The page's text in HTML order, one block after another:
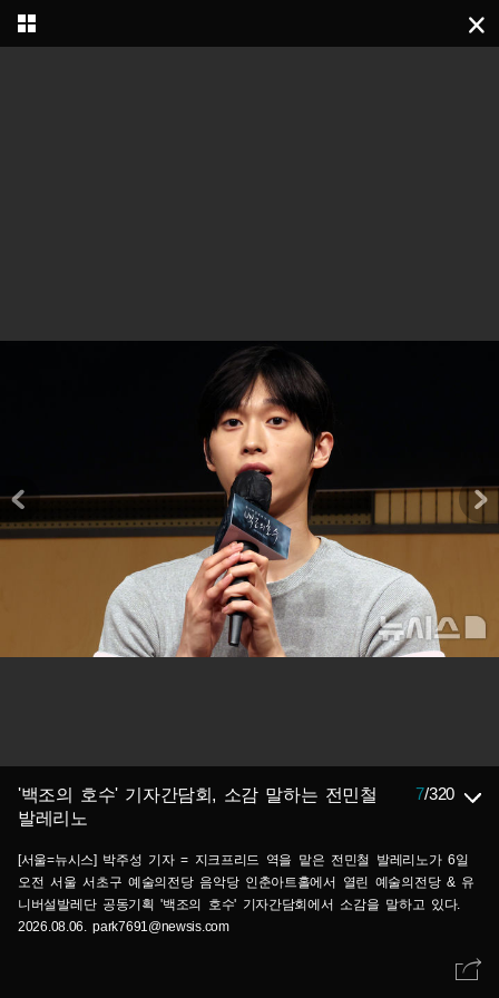
'백조의 호수' 기자간담회, 소감 말하는 전민철
발레리노
7/320
[서울=뉴시스] 박주성 기자 = 지크프리드 역을 맡은 전민철 발레리노가 6일
오전 서울 서초구 예술의전당 음악당 인춘아트홀에서 열린 예술의전당 & 유
니버설발레단 공동기획 '백조의 호수' 기자간담회에서 소감을 말하고 있다.
2026.08.06. park7691@newsis.com